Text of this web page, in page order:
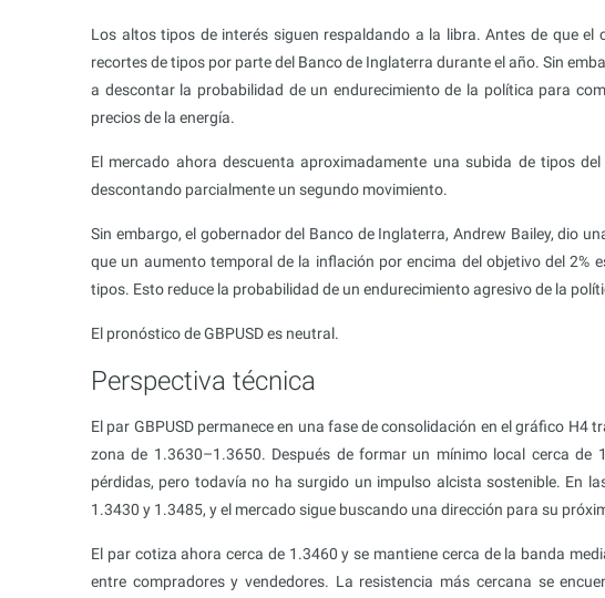
Los altos tipos de interés siguen respaldando a la libra. Antes de que
recortes de tipos por parte del Banco de Inglaterra durante el año. Sin
a descontar la probabilidad de un endurecimiento de la política para
precios de la energía.
El mercado ahora descuenta aproximadamente una subida de tipos
descontando parcialmente un segundo movimiento.
Sin embargo, el gobernador del Banco de Inglaterra, Andrew Bailey, dio
que un aumento temporal de la inflación por encima del objetivo del 2%
tipos. Esto reduce la probabilidad de un endurecimiento agresivo de la
El pronóstico de GBPUSD es neutral.
Perspectiva técnica
El par GBPUSD permanece en una fase de consolidación en el gráfico H4
zona de 1.3630–1.3650. Después de formar un mínimo local cerca de
pérdidas, pero todavía no ha surgido un impulso alcista sostenible. En
1.3430 y 1.3485, y el mercado sigue buscando una dirección para su
El par cotiza ahora cerca de 1.3460 y se mantiene cerca de la banda
entre compradores y vendedores. La resistencia más cercana se